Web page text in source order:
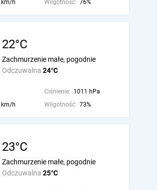
km/h Wilgotność: 76%
22°C
Odczuwalna 24°C
Zachmurzenie małe, pogodnie
Ciśnienie: 1011 hPa
km/h Wilgotność: 73%
23°C
Odczuwalna 25°C
Zachmurzenie małe, pogodnie